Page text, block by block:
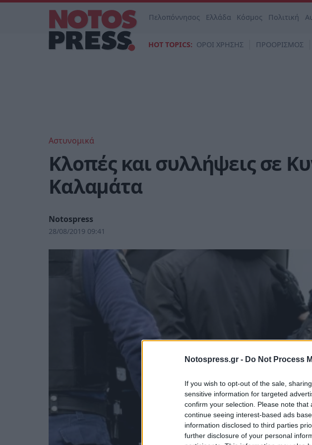
Notospress.gr - Do Not Process
If you wish to opt-out of the sale,
sensitive information for targeted
confirm your selection. Please note
continue seeing interest-based ads
information disclosed to third parties
further disclosure of your personal
Πελοπόννησος Ελλάδα Κόσμος Πολιτική
HOT TOPICS: ΟΡΟΙ ΧΡΗΣΗΣ ΠΡΟΟΡΙΣΜΟΣ
Αστυνομικά
Κλοπές και συλλήψεις σε
Καλαμάτα
Notospress
28/08/2019 09:41